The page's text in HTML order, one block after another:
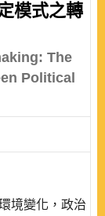
模式之轉
The
Political
境變化，政治